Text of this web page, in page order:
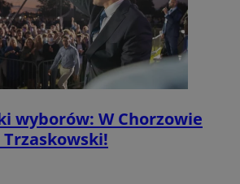
wyborów: W Chorzowie
Trzaskowski!